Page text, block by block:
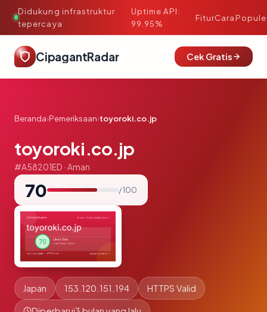
Didukung infrastruktur
tepercaya
·
Uptime API:
99.95%
FiturCara
CipagantRadar Cek Gratis
Beranda›Pemeriksaan›toyoroki.co.jp
toyoroki.co.jp
#A58201ED · Aman
70 / 100
Japan 153.120.151.194 HTTPS Valid